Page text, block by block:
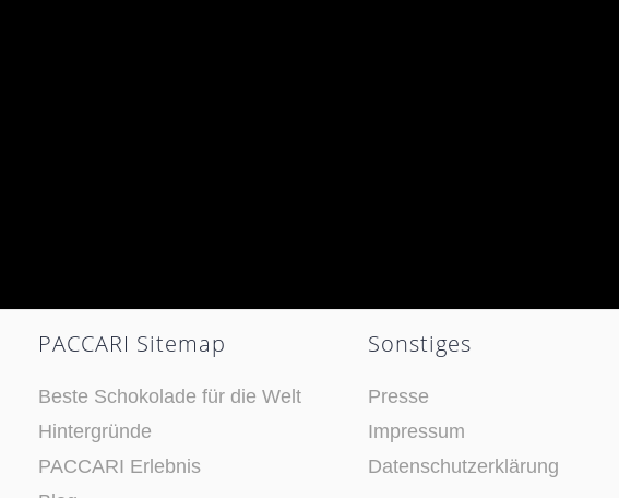
PACCARI Sitemap
Beste Schokolade für die Welt
Hintergründe
PACCARI Erlebnis
Sonstiges
Presse
Impressum
Datenschutzerklärung